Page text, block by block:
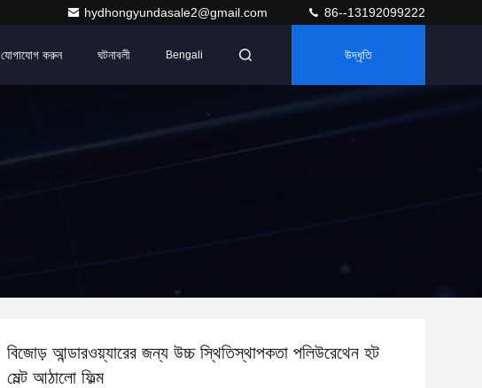
hydhongyundasale2@gmail.com 86--13192099222
যোগাযোগ করুন ঘটনাবলী Bengali উদ্ধৃতি
বিজোড় আন্ডারওয়্যারের জন্য উচ্চ স্থিতিস্থাপকতা পলিউরেথেন হট
মেল্ট আঠালো ফিল্ম